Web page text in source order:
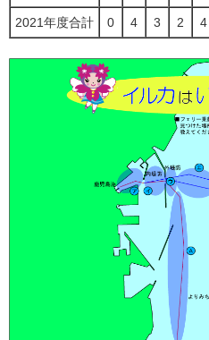
2021年度合計 0 4 3 2 4